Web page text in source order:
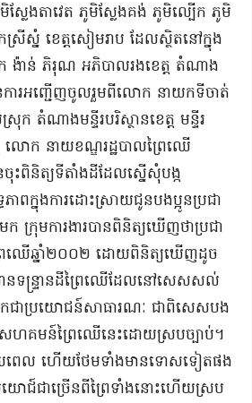
លែងតាវេត​ ភូមិស្លែងគង់​ ភូមិល្បេីក​ ភូមិ
ស្នំ​ ខេត្តសៀមរាប​ ដែលស្ថិតនៅក្នុង
ង៉ាន់​ ភិរុណ​ អភិបាលរងខេត្ត​ តំណាង
ារអញ្ជេីញចូលរួមពីលោក​ នាយកទីចាត់
តំណាងមន្ទីរបរិស្ថានខេត្ត​ មន្ទីរ
លោក​ នាយខណ្ឌរដ្ឋបាលព្រៃឈេី
ចុះពិនិត្យទីតាំងដីដែលស្នេីសុំបង្ក
ពក្នុងការដោះស្រាយជូនបងប្អូនប្រជា
ក្រុមការងារបានពិនិត្យឃេីញថាប្រជា
ៃឈេីឆ្នាំ២០០២​ ដោយពិនិត្យឃើញដូច
រាន​ទន្រ្ទានដីព្រៃ​ឈេីដែលនៅសេសសល់
កជាប្រយោជន៍សាធារណៈ​ ជាពិសេសបង
ហគមន៍ព្រៃឈេីនេះដោយស្របច្បាប់។
យពេល ហើយថែមទាំងមានទោសទៀតផង
យោជ៍ជាច្រើនពីព្រៃទាំងនោះហើយស្រប